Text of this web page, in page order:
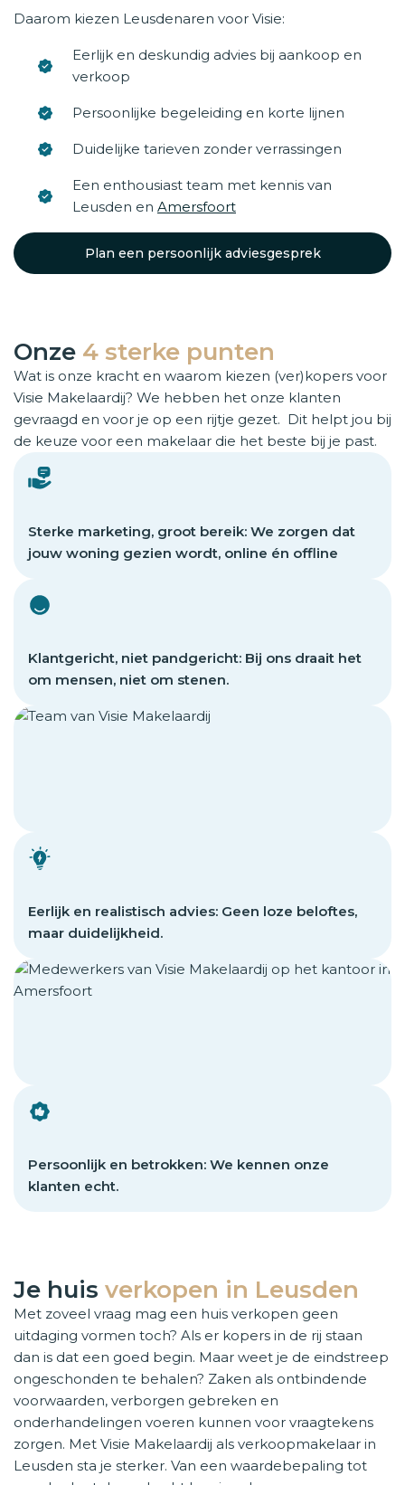
Daarom kiezen Leusdenaren voor Visie:
Eerlijk en deskundig advies bij aankoop en
verkoop
Persoonlijke begeleiding en korte lijnen
Duidelijke tarieven zonder verrassingen
Een enthousiast team met kennis van
Leusden en Amersfoort
Plan een persoonlijk adviesgesprek
Onze 4 sterke punten
Wat is onze kracht en waarom kiezen (ver)kopers voor
Visie Makelaardij? We hebben het onze klanten
gevraagd en voor je op een rijtje gezet. Dit helpt jou bij
de keuze voor een makelaar die het beste bij je past.
Sterke marketing, groot bereik: We zorgen dat
jouw woning gezien wordt, online én offline
Klantgericht, niet pandgericht: Bij ons draait het
om mensen, niet om stenen.
Eerlijk en realistisch advies: Geen loze beloftes,
maar duidelijkheid.
Persoonlijk en betrokken: We kennen onze
klanten echt.
Je huis verkopen in Leusden
Met zoveel vraag mag een huis verkopen geen
uitdaging vormen toch? Als er kopers in de rij staan
dan is dat een goed begin. Maar weet je de eindstreep
ongeschonden te behalen? Zaken als ontbindende
voorwaarden, verborgen gebreken en
onderhandelingen voeren kunnen voor vraagtekens
zorgen. Met Visie Makelaardij als verkoopmakelaar in
Leusden sta je sterker. Van een waardebepaling tot